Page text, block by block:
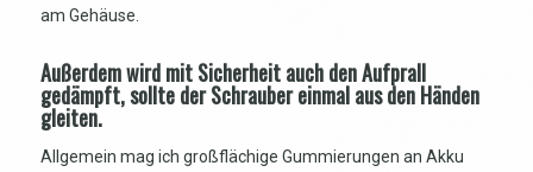
am Gehäuse.
Außerdem wird mit Sicherheit auch den Aufprall
gedämpft, sollte der Schrauber einmal aus den Händen
gleiten.
Allgemein mag ich großflächige Gummierungen an Akku